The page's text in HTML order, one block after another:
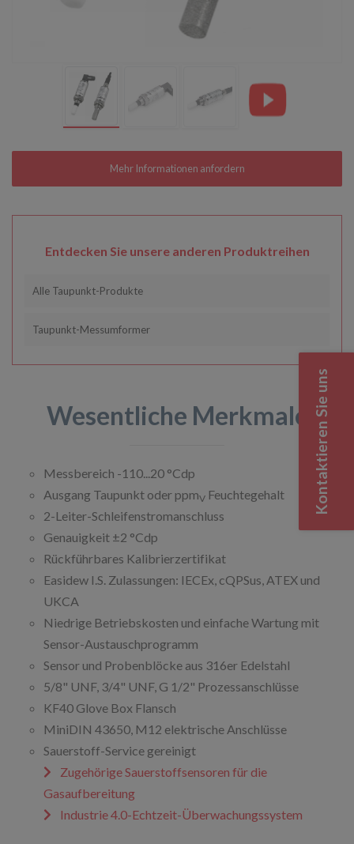
Entdecken Sie unsere anderen Produktreihen
Alle Taupunkt-Produkte
Taupunkt-Messumformer
Wesentliche Merkmale
Messbereich -110...20 °Cdp
Ausgang Taupunkt oder ppmV Feuchtegehalt
2-Leiter-Schleifenstromanschluss
Genauigkeit ±2 °Cdp
Rückführbares Kalibrierzertifikat
Easidew I.S. Zulassungen: IECEx, cQPSus, ATEX und
UKCA
Niedrige Betriebskosten und einfache Wartung mit
Sensor-Austauschprogramm
Sensor und Probenblöcke aus 316er Edelstahl
5/8" UNF, 3/4" UNF, G 1/2" Prozessanschlüsse
KF40 Glove Box Flansch
MiniDIN 43650, M12 elektrische Anschlüsse
Sauerstoff-Service gereinigt
Zugehörige Sauerstoffsensoren für die
Gasaufbereitung
Industrie 4.0-Echtzeit-Überwachungssystem
Kontaktieren Sie uns